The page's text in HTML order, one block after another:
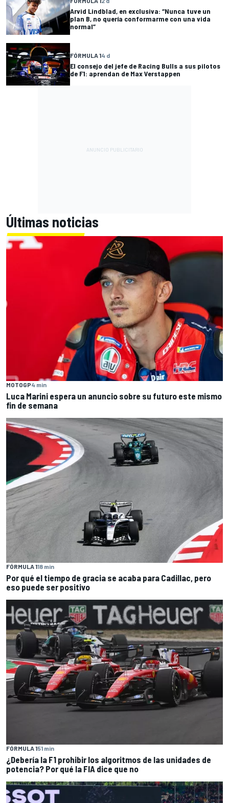
Arvid Lindblad, en exclusiva: “Nunca tuve un
plan B, no quería conformarme con una vida
normal”
FÓRMULA 14 d
El consejo del jefe de Racing Bulls a sus pilotos
de F1: aprendan de Max Verstappen
Últimas noticias
MOTOGP4 min
Luca Marini espera un anuncio sobre su futuro este mismo
fin de semana
FÓRMULA 118 min
Por qué el tiempo de gracia se acaba para Cadillac, pero
eso puede ser positivo
FÓRMULA 151 min
¿Debería la F1 prohibir los algoritmos de las unidades de
potencia? Por qué la FIA dice que no